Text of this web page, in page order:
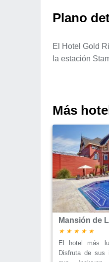
Plano
El Hotel Gold
la estación
Más
Mansión de
El hotel más
Disfruta de sus